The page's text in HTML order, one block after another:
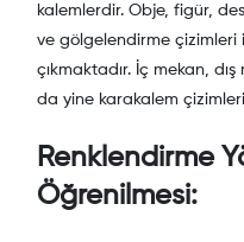
kalemlerdir. Obje, figür,
ve gölgelendirme çizimleri
çıkmaktadır. İç mekan,
da yine karakalem
Renklendirme
Öğrenilmesi: